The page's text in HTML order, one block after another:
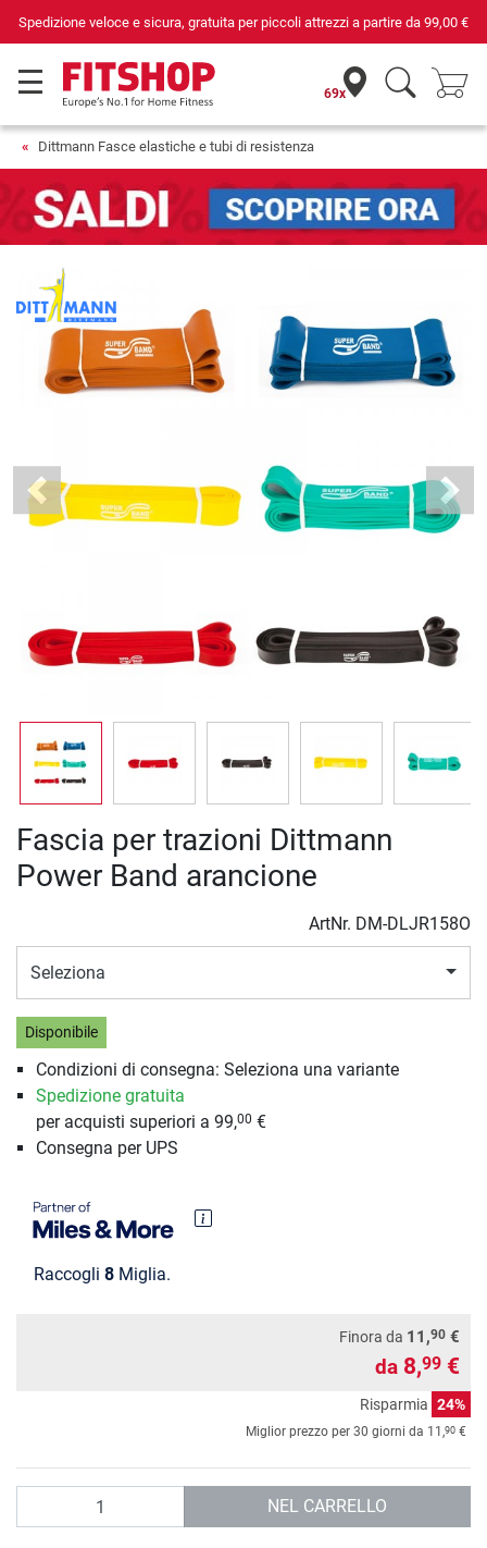
Spedizione veloce e sicura, gratuita per piccoli attrezzi a partire da 99,00 €
69x
Dittmann Fasce elastiche e tubi di resistenza
Previous Next
Fascia per trazioni Dittmann
Power Band arancione
ArtNr. DM-DLJR158O
Seleziona
Disponibile
Condizioni di consegna: Seleziona una variante
Spedizione gratuita
per acquisti superiori a 99,00 €
Consegna per UPS
Raccogli 8 Miglia.
Finora da 11,90 €
da 8,99 €
Risparmia 24%
Miglior prezzo per 30 giorni da 11,90 €
NEL CARRELLO